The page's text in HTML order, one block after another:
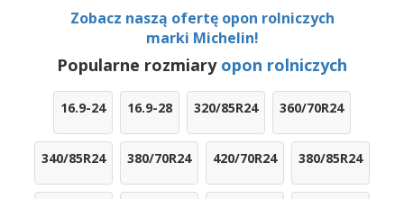
Zobacz naszą ofertę opon rolniczych
marki Michelin!
Popularne rozmiary opon rolniczych
16.9-24 16.9-28 320/85R24 360/70R24
340/85R24 380/70R24 420/70R24 380/85R24